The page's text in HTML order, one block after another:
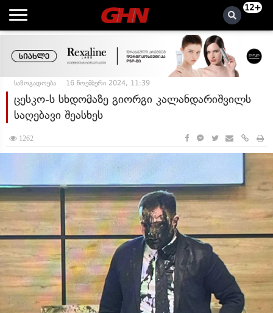
12+
საზოგადოება 16 ნოემბერი 2024, 11:39
ცესკო-ს სხდომაზე გიორგი კალანდარიშვილს
საღებავი შეასხეს
1262